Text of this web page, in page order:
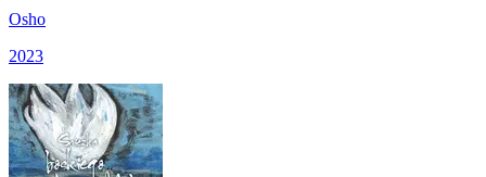
Osho
2023